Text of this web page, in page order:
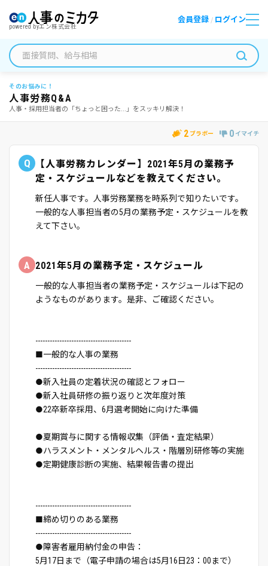
powered byエン株式会社
会員登録 / ログイン
そのお悩みに！
人事労務Q&A
人事・採用担当者の「ちょっと困った...」をスッキリ解決！
2 ブラボー 0 イマイチ
Q
【人事労務カレンダー】2021年5月の業務予
定・スケジュールなどを教えてください。
新任人事です。人事労務業務を時系列で知りたいです。
一般的な人事担当者の5月の業務予定・スケジュールを教
えて下さい。
A 2021年5月の業務予定・スケジュール
一般的な人事担当者の業務予定・スケジュールは下記の
ようなものがあります。是非、ご確認ください。
----------------------------------------
■一般的な人事の業務
----------------------------------------
●新入社員の定着状況の確認とフォロー
●新入社員研修の振り返りと次年度対策
●22卒新卒採用、6月選考開始に向けた準備
●夏期賞与に関する情報収集（評価・査定結果）
●ハラスメント・メンタルヘルス・階層別研修等の実施
●定期健康診断の実施、結果報告書の提出
----------------------------------------
■締め切りのある業務
----------------------------------------
●障害者雇用納付金の申告：
5月17日まで（電子申請の場合は5月16日23：00まで）